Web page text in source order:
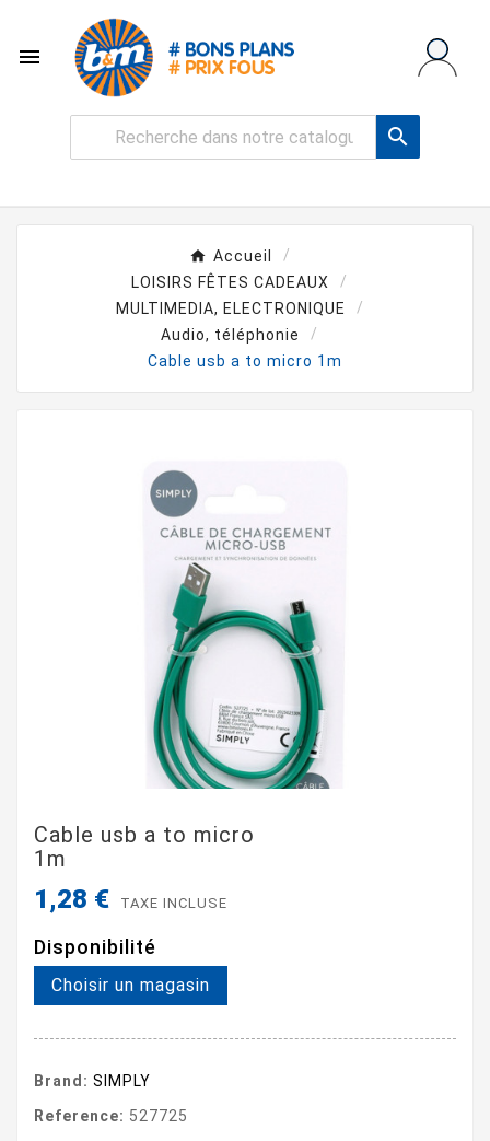


Accueil
LOISIRS FÊTES CADEAUX
MULTIMEDIA, ELECTRONIQUE
Audio, téléphonie
Cable usb a to micro 1m
Cable usb a to micro
1m
1,28 € TAXE INCLUSE
Disponibilité
Choisir un magasin
Brand: SIMPLY
Reference: 527725